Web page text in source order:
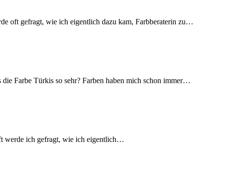
oft gefragt, wie ich eigentlich dazu kam, Farbberaterin zu…
Farbe Türkis so sehr? Farben haben mich schon immer…
werde ich gefragt, wie ich eigentlich…